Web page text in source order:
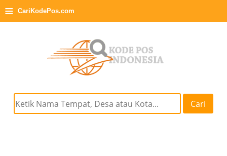
≡ CariKodePos.com
Cari